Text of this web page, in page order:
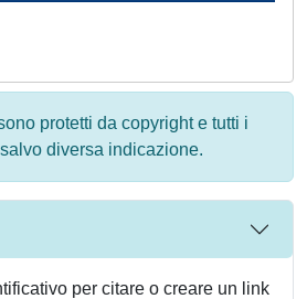
protetti da copyright e tutti i
diversa indicazione.
per citare o creare un link